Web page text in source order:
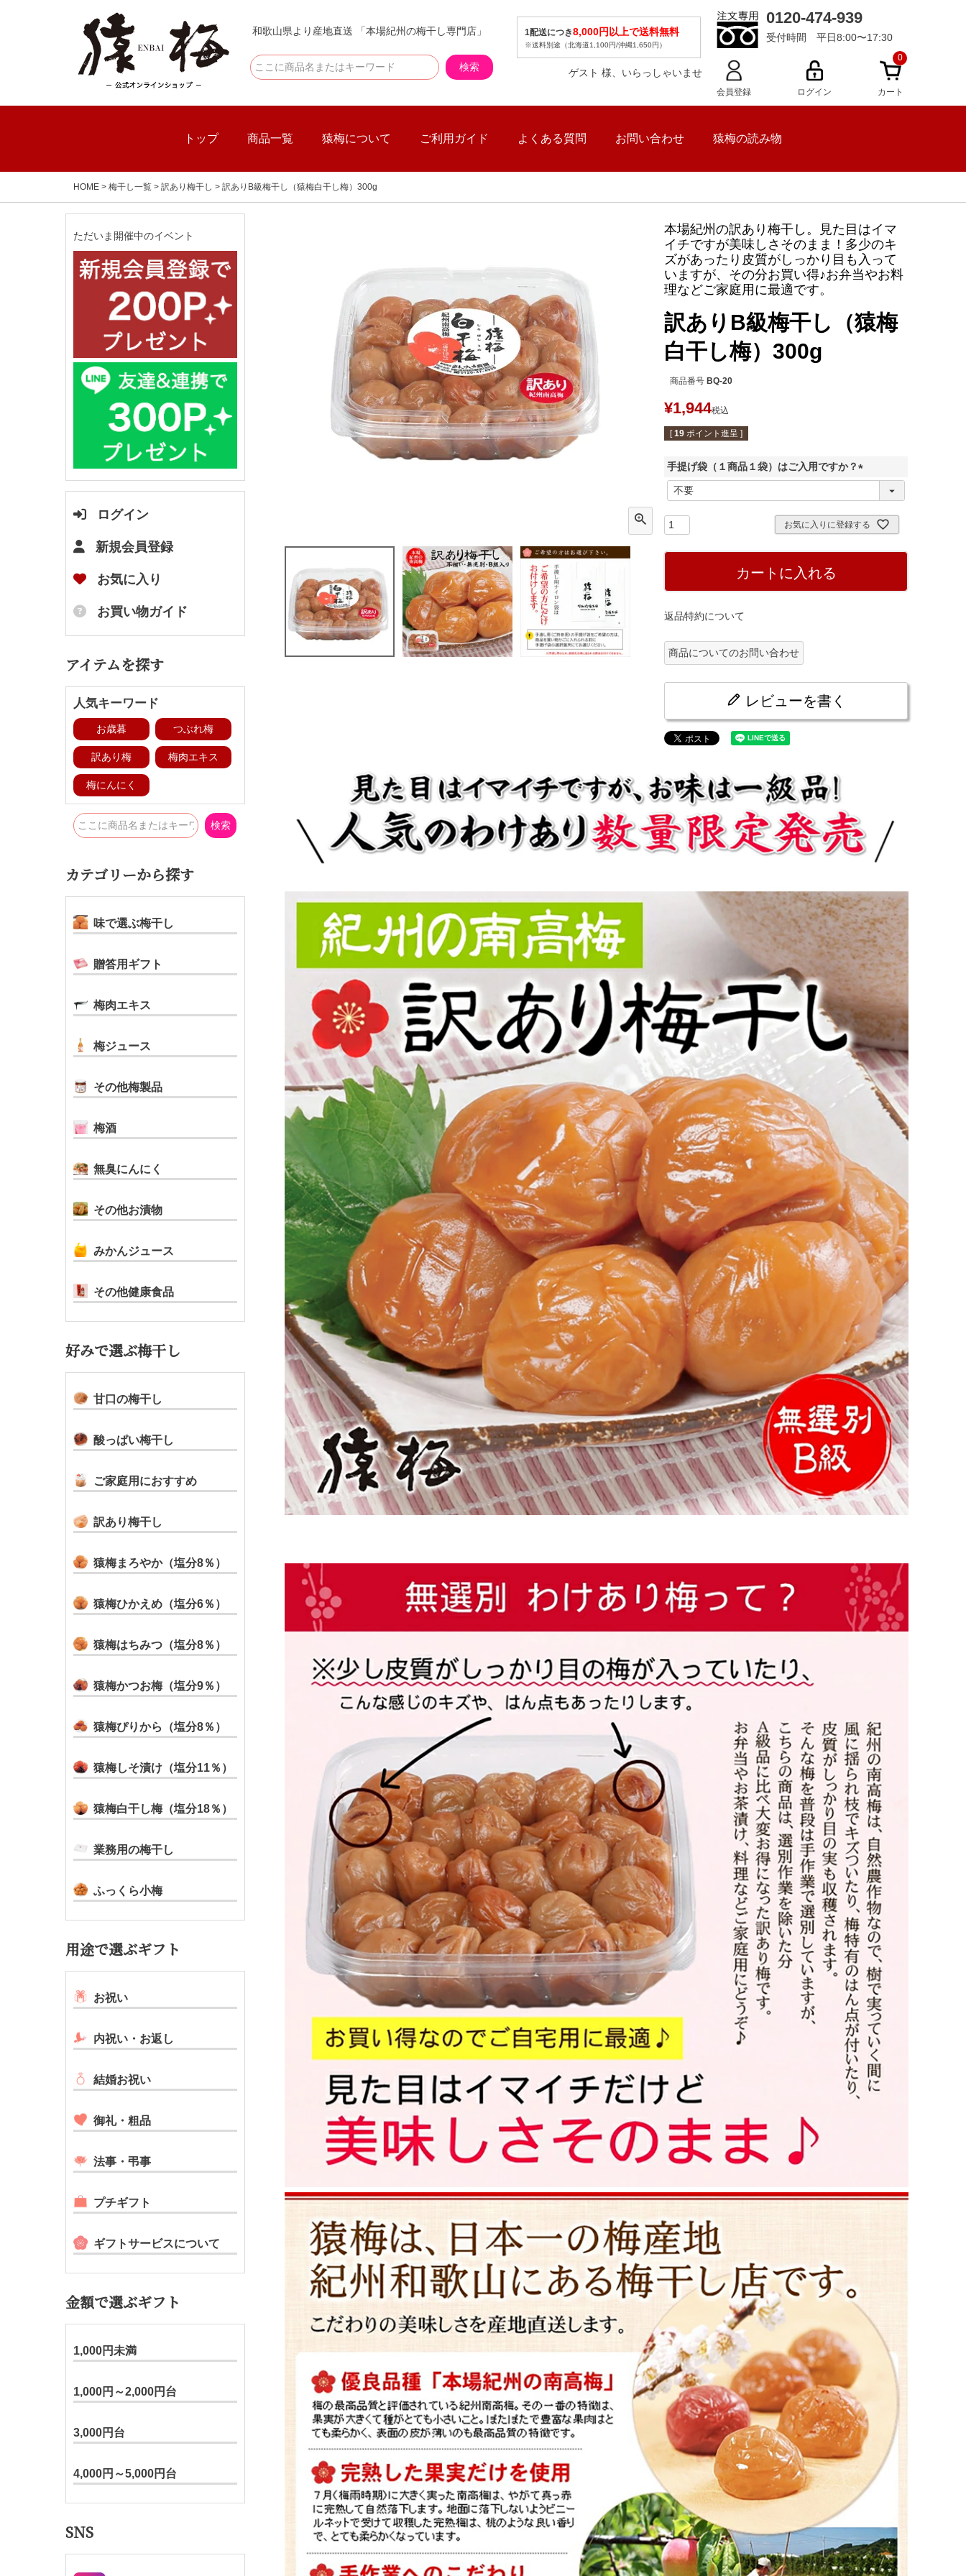
和歌山県より産地直送 「本場紀州の梅干し専門店」
検索
1配送につき8,000円以上で送料無料
※送料別途（北海道1,100円/沖縄1,650円）
ゲスト 様、いらっしゃいませ
0120-474-939
受付時間 平日8:00〜17:30
会員登録 ログイン
0
カート
トップ 商品一覧 猿梅について ご利用ガイド よくある質問 お問い合わせ 猿梅の読み物
HOME 梅干し一覧 訳あり梅干し 訳ありB級梅干し（猿梅白干し梅）300g
ただいま開催中のイベント
ログイン
新規会員登録
お気に入り
お買い物ガイド
アイテムを探す
人気キーワード
お歳暮 つぶれ梅
訳あり梅 梅肉エキス
梅にんにく
検索
カテゴリーから探す
味で選ぶ梅干し
贈答用ギフト
梅肉エキス
梅ジュース
その他梅製品
梅酒
無臭にんにく
その他お漬物
みかんジュース
その他健康食品
好みで選ぶ梅干し
甘口の梅干し
酸っぱい梅干し
ご家庭用におすすめ
訳あり梅干し
猿梅まろやか（塩分8％）
猿梅ひかえめ（塩分6％）
猿梅はちみつ（塩分8％）
猿梅かつお梅（塩分9％）
猿梅ぴりから（塩分8％）
猿梅しそ漬け（塩分11％）
猿梅白干し梅（塩分18％）
業務用の梅干し
ふっくら小梅
用途で選ぶギフト
お祝い
内祝い・お返し
結婚お祝い
御礼・粗品
法事・弔事
プチギフト
ギフトサービスについて
金額で選ぶギフト
1,000円未満
1,000円～2,000円台
3,000円台
4,000円～5,000円台
SNS
本場紀州の訳あり梅干し。見た目はイマ
イチですが美味しさそのまま！多少のキ
ズがあったり皮質がしっかり目も入って
いますが、その分お買い得♪お弁当やお料
理などご家庭用に最適です。
訳ありB級梅干し（猿梅
白干し梅）300g
商品番号 BQ-20
¥1,944税込
[ 19 ポイント進呈 ]
手提げ袋（１商品１袋）はご入用ですか？
必
須
お気に入りに登録する
カートに入れる
返品特約について
商品についてのお問い合わせ
レビューを書く